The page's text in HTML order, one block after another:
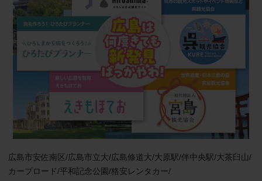
広島市安佐南区/広島市立大/広島修道大/大原駅/伴中央駅/大茶臼山/
カープロード/平和記念公園/格安レンタカー/